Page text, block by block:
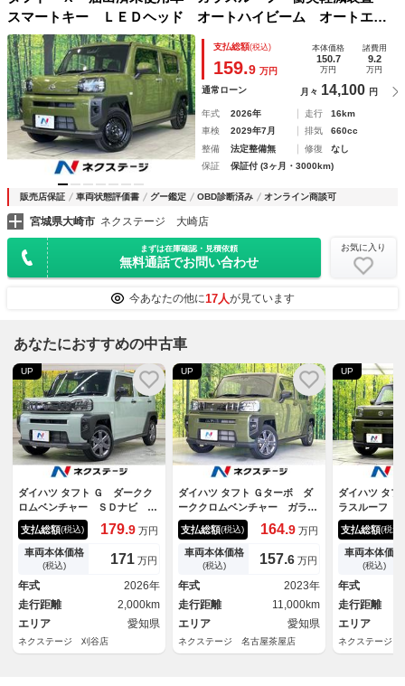
スマートキー ＬＥＤヘッド オートハイビーム オートエア
コン オートライト アイドリングストップ 電動格納ミラー
支払総額(税込)
159.9 万円
本体価格
150.7
万円
諸費用
9.2
万円
通常ローン 月々 14,100 円
年式 2026年 走行
16km
車検
2029年7月 排気
660cc
整備
法定整備無 修復
なし
保証
保証付 (3ヶ月・3000km)
販売店保証 車両状態評価書 グー鑑定 OBD診断済み オンライン商談可
宮城県大崎市 ネクステージ 大崎店
まずは在庫確認・見積依頼
無料通話でお問い合わせ
お気に入り
今あなたの他に17人が見ています
あなたにおすすめの中古車
UP
ダイハツ タフト Ｇ ダークク
ロムベンチャー ＳＤナビ 全
周囲カメラ レーダークルー
ズ ガラスルーフ シートヒー
ター ＬＥＤヘッド 電動パー
キング オートホールド オー
トエアコン スマートキー プ
ッシュスタート 衝突軽減装置
支払総額(税込) 179.9 万円
車両本体価格
(税込) 171 万円
年式
2026年
走行距離
2,000km
エリア
愛知県
ネクステージ 刈谷店
UP
ダイハツ タフト Ｇターボ ダ
ーククロムベンチャー ガラス
ルーフ ＳＤナビ 禁煙車 バ
ックカメラ Ｂｌｕｅｔｏｏｔ
ｈ再生 地デジ レーダークル
ーズコントロール スマートキ
ー ＬＥＤヘッドライト オー
トライト オートエアコン ク
リアランスソナー
支払総額(税込) 164.9 万円
車両本体価格
(税込) 157.6 万円
年式
2023年
走行距離
11,000km
エリア
愛知県
ネクステージ 名古屋茶屋店
UP
ダイハツ タ
ラスルーフ
スプレイオー
メラ スマー
トヒーター
ＥＤヘッド
Ｖ Ｂｌｕｅ
オートエア
支払総額(税込)
車両本体価格
(税込)
年式
走行距離
エリア
ネクステージ